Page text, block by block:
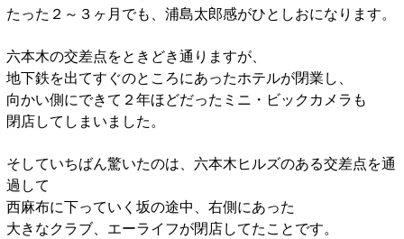
たった２～３ヶ月でも、浦島太郎感がひとしおになります。
六本木の交差点をときどき通りますが、
地下鉄を出てすぐのところにあったホテルが閉業し、
向かい側にできて２年ほどだったミニ・ビックカメラも
閉店してしまいました。
そしていちばん驚いたのは、六本木ヒルズのある交差点を通
過して
西麻布に下っていく坂の途中、右側にあった
大きなクラブ、エーライフが閉店してたことです。